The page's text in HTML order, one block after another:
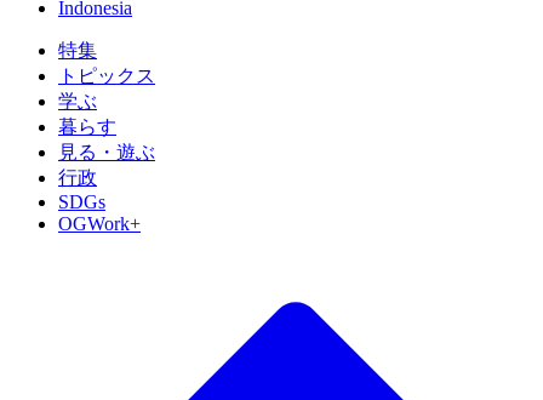
Indonesia
特集
トピックス
学ぶ
暮らす
見る・遊ぶ
行政
SDGs
OGWork+